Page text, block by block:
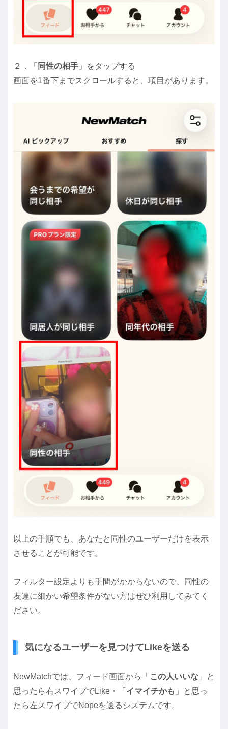
２．「 同性の相手 」をタップする
画面を1番下までスクロールすると、項目があります。
以上の手順でも、あなたと同性のユーザーだけを表示
させることが可能です。
フィルター設定よりも手間がかからないので、同性の
友達に細かい希望条件がない方はぜひ利用してみてく
ださい。
気になるユーザーを見つけてLikeを送る
NewMatchでは、フィード画面から「 この人いいな 」と
思ったら右スワイプでLike・「 イマイチかも 」と思っ
たら左スワイプでNopeを送るシステムです。